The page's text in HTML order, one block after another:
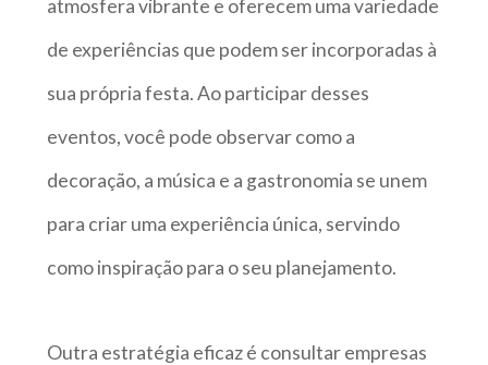
atmosfera vibrante e oferecem uma variedade
de experiências que podem ser incorporadas à
sua própria festa. Ao participar desses
eventos, você pode observar como a
decoração, a música e a gastronomia se unem
para criar uma experiência única, servindo
como inspiração para o seu planejamento.
Outra estratégia eficaz é consultar empresas